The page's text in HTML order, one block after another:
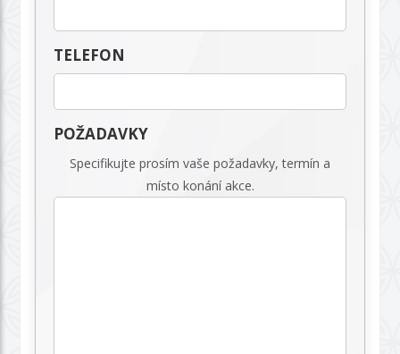
TELEFON
POŽADAVKY
Specifikujte prosím vaše požadavky, termín a
místo konání akce.